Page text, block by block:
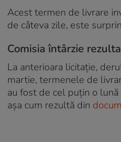
Acest termen de livrare
de câteva zile, este
Comisia întârzie
La anterioara licitație,
martie, termenele de
au fost de cel puțin o
așa cum rezultă din